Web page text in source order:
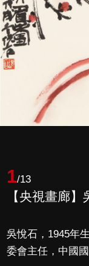
1/13
【央視畫廊
吳悅石，1945年
委會主任，中國